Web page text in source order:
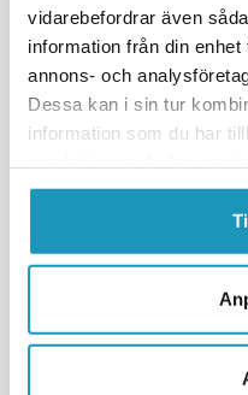
vidarebefordrar även
information från din
annons- och
Dessa kan i sin tur
information som du har
UNIVERSAL